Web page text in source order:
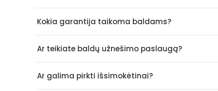
Kokia garantija taikoma baldams?
Ar teikiate baldų užnešimo paslaugą?
Ar galima pirkti išsimokėtinai?